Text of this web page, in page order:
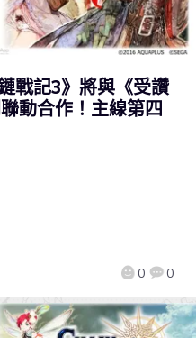
戰記3》將與《受讚
動合作！主線第四
0 0